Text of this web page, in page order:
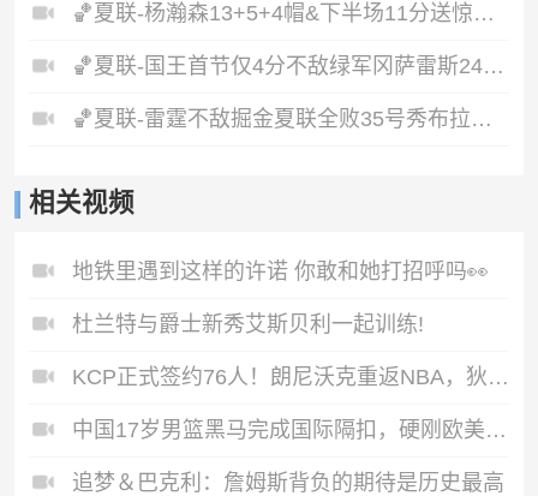
🏀夏联-杨瀚森13+5+4帽&下半场11分送惊艳妙传开拓者力克掘金
🏀夏联-国王首节仅4分不敌绿军冈萨雷斯24+10+5塞纳克10+12
🏀夏联-雷霆不敌掘金夏联全败35号秀布拉齐尔32+6马拉14+7+6
相关视频
地铁里遇到这样的许诺 你敢和她打招呼吗👀
杜兰特与爵士新秀艾斯贝利一起训练!
KCP正式签约76人！朗尼沃克重返NBA，狄龙超值续约！
中国17岁男篮黑马完成国际隔扣，硬刚欧美球员犀利上篮。
追梦＆巴克利：詹姆斯背负的期待是历史最高